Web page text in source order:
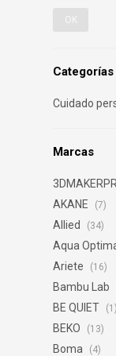
Categorías
Cuidado
Marcas
AKANE (7)
Allied (34)
Aqua
Ariete (16)
Bambu Lab
BE QUIET (1)
BEKO (13)
Boma (4)
OK